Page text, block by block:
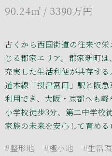
90.24㎡ / 3390万円
古くから西国街道の往来で
じる郡家エリア。郡家新町
充実した生活利便が共存す
道本線「摂津富田」駅と阪
利用でき、大阪・京都へも
小学校徒歩3分、第二中学校
家族の未来を安心して育める
#整形地
#極小地 #生活